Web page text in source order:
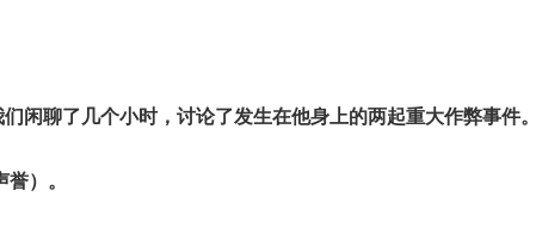
闲聊了几个小时，讨论了发生在他身上的两起重大作弊事件
）。